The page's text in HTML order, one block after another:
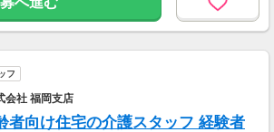
フ
会社 福岡支店
者向け住宅の介護スタッフ 経験者